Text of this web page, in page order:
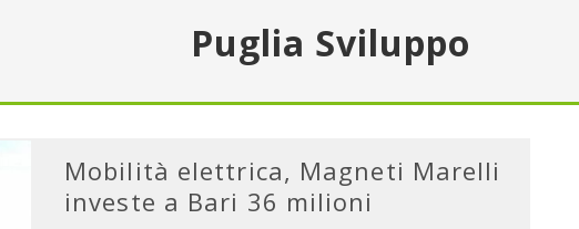
400 COLLABORATORI STAGIONALI
FRONTIERA DEL FOTOVOLTAICO "PLUG & PLAY" CHE STA
Puglia Sviluppo
Mobilità elettrica, Magneti Marelli
investe a Bari 36 milioni